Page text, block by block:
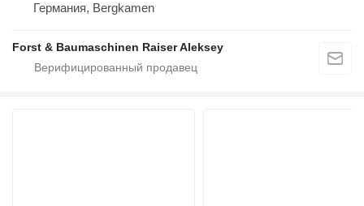
Германия, Bergkamen
Forst & Baumaschinen Raiser Aleksey